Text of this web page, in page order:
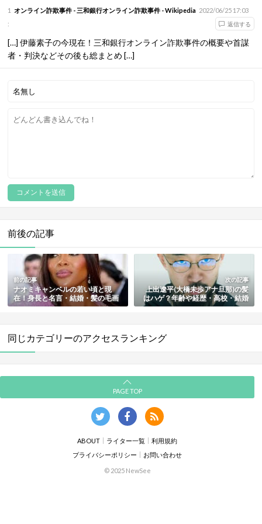
1
:
オンライン詐欺事件 - 三和銀行オンライン詐欺事件 - Wikipedia 2022/06/25 17:03
返信する
[…] 伊藤素子の今現在！三和銀行オンライン詐欺事件の概要や首謀
者・判決などその後も総まとめ […]
前後の記事
前の記事
ナオミキャンベルの若い頃と現
在！身長と名言・結婚・髪の毛画
像も総まとめ
次の記事
上出遼平(大橋未歩アナ旦那)の髪
はハゲ？年齢や経歴・高校・結婚
の馴れ初めまとめ
同じカテゴリーのアクセスランキング
PAGE TOP
ABOUT ライター一覧
利用規約
プライバシーポリシー
お問い合わせ
© 2025 NewSee